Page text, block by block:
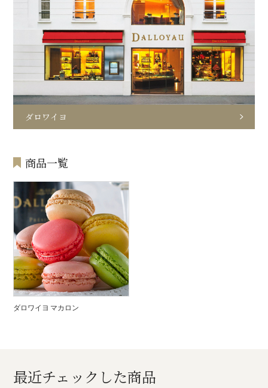
ダロワイヨ
商品一覧
ダロワイヨ マカロン
最近チェックした商品